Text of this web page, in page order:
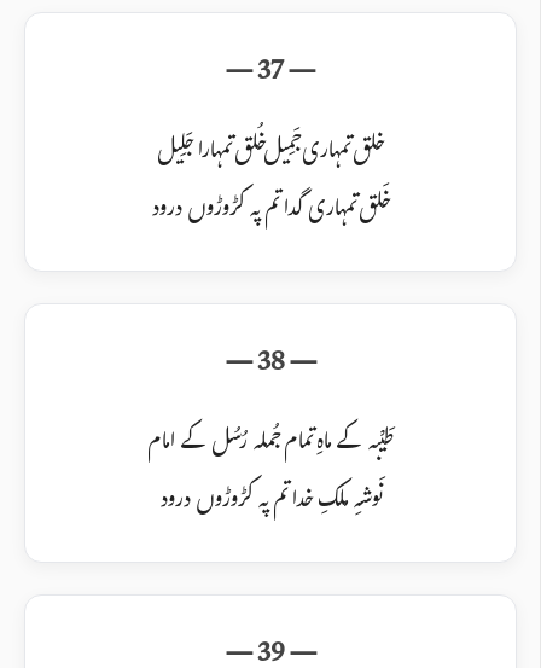
خلق تمہاری جَمِیل خُلق تمہارا جَلِیل
خَلق تمہاری گدا تم پہ کڑوڑوں درود
طَیْبہ کے ماہِ تمام جُملہ رُسُل کے امام
نَوشہِ ملکِ خدا تم پہ کڑوڑوں درود